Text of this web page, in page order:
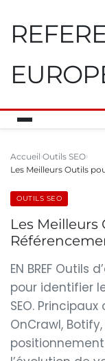
Accueil Outils SEO
Les Meilleurs Outils
OUTILS SEO
Les
EN BREF
pour identifier
SEO.
OnCrawl,
positionnement